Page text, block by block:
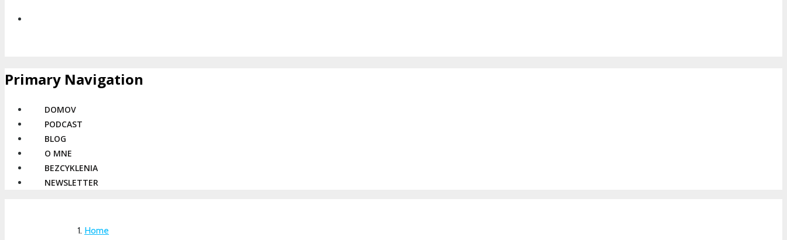
Primary Navigation
DOMOV
PODCAST
BLOG
O MNE
BEZCYKLENIA
NEWSLETTER
Home